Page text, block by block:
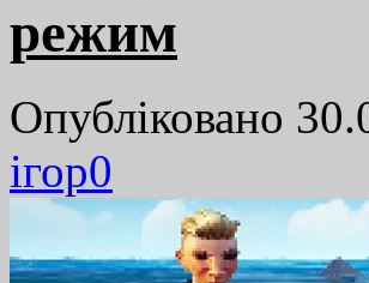
режим
Опубліковано
ігор0